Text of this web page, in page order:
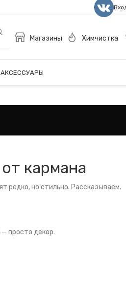
Магазины Химчистка
АКСЕССУАРЫ
кармана
редко, но стильно. Рассказываем.
просто декор.